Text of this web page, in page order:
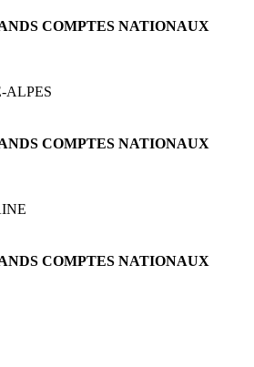
COMPTES NATIONAUX
ALPES
COMPTES NATIONAUX
COMPTES NATIONAUX